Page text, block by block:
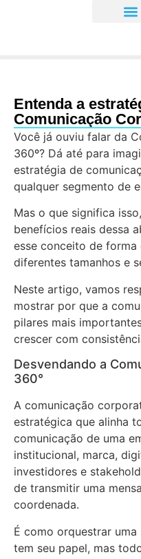
Entenda a
Comunicação
Você já ouviu falar da
360º? Dá até para
estratégia de
qualquer segmento de
Mas o que significa
benefícios reais dessa
esse conceito de
diferentes tamanhos e
Neste artigo, vamos
mostrar por que a
pilares mais
crescer com
Desvendando a
360°
A comunicação
estratégica que alinha
comunicação de uma
institucional, marca,
investidores e
de transmitir uma
coordenada.
É como orquestrar
tem seu papel, mas